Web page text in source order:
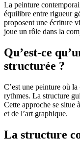
La peinture
équilibre entre rigueur
proposent une écriture
joue un rôle dans la
Qu’est-ce
structurée ?
C’est une peinture où
rythmes. La structure
Cette approche se situe
et de l’art graphique.
La structure